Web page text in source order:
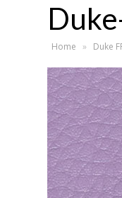
Home » Duke